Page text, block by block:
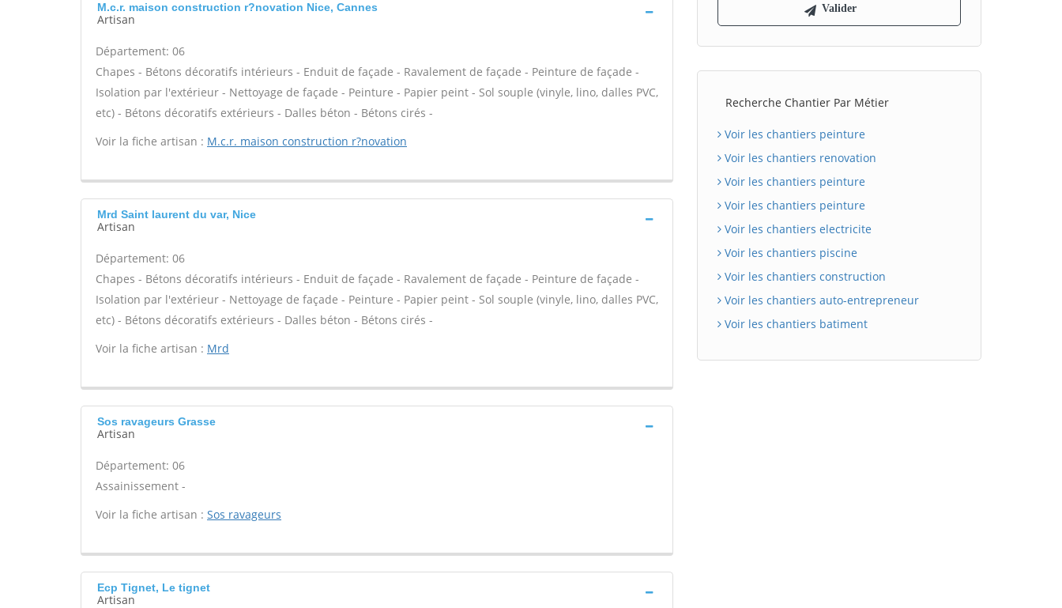
M.c.r. maison construction r?novation Nice, Cannes
Artisan
Département: 06
Chapes - Bétons décoratifs intérieurs - Enduit de façade - Ravalement de façade - Peinture de façade -
Isolation par l'extérieur - Nettoyage de façade - Peinture - Papier peint - Sol souple (vinyle, lino, dalles PVC,
etc) - Bétons décoratifs extérieurs - Dalles béton - Bétons cirés -
Voir la fiche artisan : M.c.r. maison construction r?novation
Mrd Saint laurent du var, Nice
Artisan
Département: 06
Chapes - Bétons décoratifs intérieurs - Enduit de façade - Ravalement de façade - Peinture de façade -
Isolation par l'extérieur - Nettoyage de façade - Peinture - Papier peint - Sol souple (vinyle, lino, dalles PVC,
etc) - Bétons décoratifs extérieurs - Dalles béton - Bétons cirés -
Voir la fiche artisan : Mrd
Sos ravageurs Grasse
Artisan
Département: 06
Assainissement -
Voir la fiche artisan : Sos ravageurs
Ecp Tignet, Le tignet
Artisan
Recherche Chantier Par Métier
Voir les chantiers peinture
Voir les chantiers renovation
Voir les chantiers peinture
Voir les chantiers peinture
Voir les chantiers electricite
Voir les chantiers piscine
Voir les chantiers construction
Voir les chantiers auto-entrepreneur
Voir les chantiers batiment